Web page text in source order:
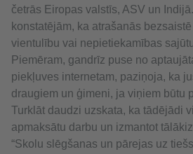
četrās Eiropas valstīs, ASV un
konstatējām, ka atrašanās
vientulību vai nepietiekamības
Piemēram, gandrīz puse no
piekļuves internetam, paziņoja, ka
draugiem un ģimeni, ja viņiem būtu
Turklāt daudzi uzskata, ka tādējādi
apmaksātu darbu un izmantot
“Skolu slēgšanas un pārejas uz